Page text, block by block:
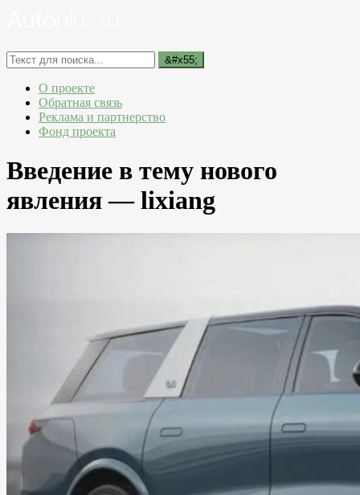
О проекте
Обратная связь
Реклама и партнерство
Фонд проекта
Введение в тему нового
явления — lixiang